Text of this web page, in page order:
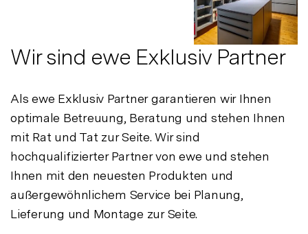
Wir sind ewe Exklusiv Partner
Als ewe Exklusiv Partner garantieren wir Ihnen
optimale Betreuung, Beratung und stehen Ihnen
mit Rat und Tat zur Seite. Wir sind
hochqualifizierter Partner von ewe und stehen
Ihnen mit den neuesten Produkten und
außergewöhnlichem Service bei Planung,
Lieferung und Montage zur Seite.